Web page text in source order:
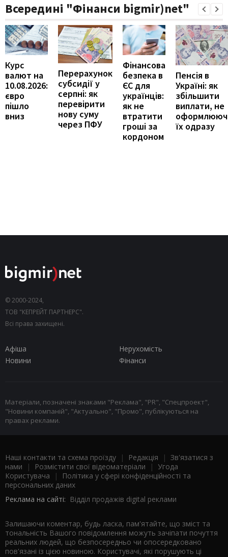
Всередині "Фінанси bigmir)net"
Курс
валют на
10.08.2026:
євро
пішло
вниз
Перерахунок
субсидії у
серпні: як
перевірити
нову суму
через ПФУ
Фінансова
безпека в
ЄС для
українців:
як не
втратити
гроші за
кордоном
Пенсія в
Україні: як
збільшити
виплати, не
їх одразу
© 2000-2024,
ТОВ "КЕПРЕЙТ ПАРТНЕРС".
Всі права захищені.
Афіша
Нерухомість
Новини
Фінанси
Матеріали, позначені знаками "Реклама", "PR", "Спецпроект",
"Новини компаній", "Актуально", "Промо", публікуються на
правах реклами.
Наші контакти та схема проїзду | Редакція | Зв'язатися з
нами | Розмістити свої відеоматеріали | Угода
Користувача |
Політика у сфері конфіденційності та
персональних даних
Реклама на сайті: Відділ продажів digital реклами
Залишаючи коментар, будь ласка, пам'ятайте, що зміст та
тональність Вашого повідомлення можуть зачіпати почуття
реальних людей, що безпосередньо чи опосередковано
пов'язані із цією новиною. Користувачі, які порушують ці